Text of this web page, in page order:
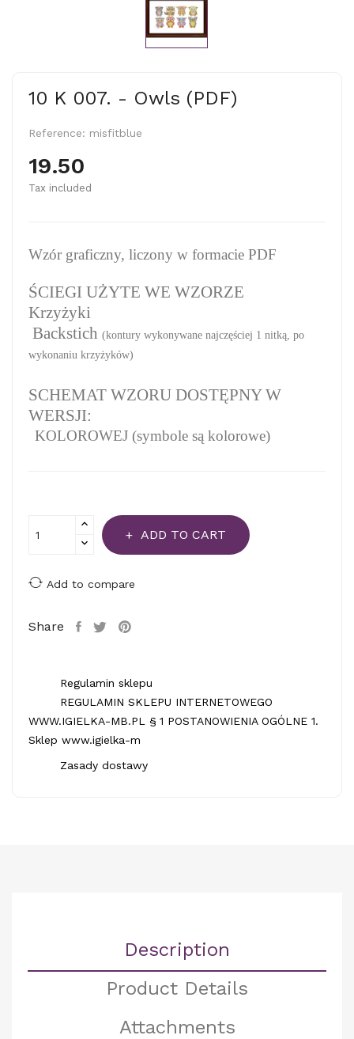
10 K 007. - Owls (PDF)
Reference: misfitblue
19.50
Tax included
Wzór graficzny, liczony w formacie PDF
ŚCIEGI UŻYTE WE WZORZE
Krzyżyki
Backstich (kontury wykonywane najczęściej 1 nitką, po
wykonaniu krzyżyków)
SCHEMAT WZORU DOSTĘPNY W
WERSJI:
KOLOROWEJ (symbole są kolorowe)
ADD TO CART
Add to compare
Share
Regulamin sklepu
REGULAMIN SKLEPU INTERNETOWEGO
WWW.IGIELKA-MB.PL § 1 POSTANOWIENIA OGÓLNE 1.
Sklep www.igielka-m
Zasady dostawy
Description
Product Details
Attachments